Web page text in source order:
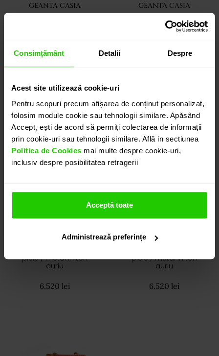
Consimțământ Detalii Despre
Acest site utilizează cookie-uri
Pentru scopuri precum afișarea de conținut personalizat,
folosim module cookie sau tehnologii similare. Apăsând
Accept, ești de acord să permiți colectarea de informații
prin cookie-uri sau tehnologii similare. Află in sectiunea
Politica de Cookies mai multe despre cookie-uri,
inclusiv despre posibilitatea retragerii
Acceptă toate
Administrează preferințe
GEANTA CASIA
6.520 lei
GEANTA CASIA
piele / metal in ton
6.520 lei
GEANTA CASIA
piele / metal in ton
auriu
6.520 lei
GEANTA CASIA
piele / metal in ton
auriu
6.520 lei